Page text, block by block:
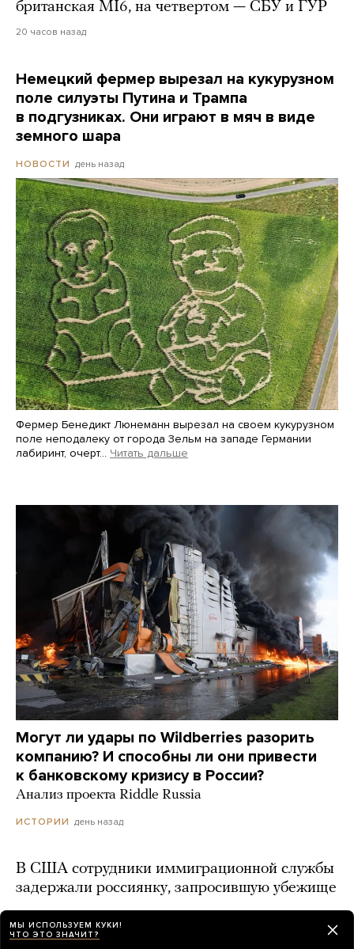
британская MI6, на четвертом — СБУ и ГУР
20 часов назад
Немецкий фермер вырезал на кукурузном
поле силуэты Путина и Трампа
в подгузниках. Они играют в мяч в виде
земного шара
НОВОСТИ день назад
Фермер Бенедикт Люнеманн вырезал на своем кукурузном
поле неподалеку от города Зельм на западе Германии
лабиринт, очерт… Читать дальше
Могут ли удары по Wildberries разорить
компанию? И способны ли они привести
к банковскому кризису в России?
Анализ проекта Riddle Russia
ИСТОРИИ день назад
В США сотрудники иммиграционной службы
задержали россиянку, запросившую убежище
день назад
МЫ ИСПОЛЬЗУЕМ КУКИ!
ЧТО ЭТО ЗНАЧИТ?